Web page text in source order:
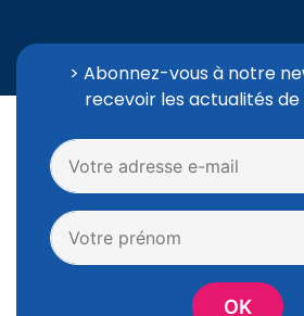
> Abonnez-vous à notre
recevoir les actualités de